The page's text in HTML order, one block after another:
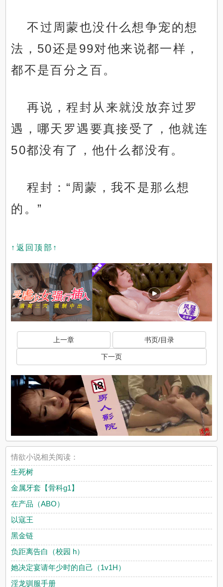
不过周蒙也没什么想争宠的想
法，50还是99对他来说都一样，
都不是百分之百。
再说，程封从来就没放弃过罗
遇，哪天罗遇要真接受了，他就连
50都没有了，他什么都没有。
程封：“周蒙，我不是那么想
的。”
↑返回顶部↑
上一章 书页/目录
下一页
情欲小说相关阅读：
生死树
金属牙套【骨科g1】
在产品（ABO）
以寇王
黑金链
负距离告白（校园 h）
她决定宴请年少时的自己（1v1H）
淫龙驯服手册